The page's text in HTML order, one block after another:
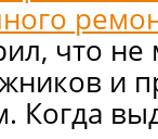
что
и
Когда